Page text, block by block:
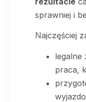
sprawniej i
Najczęściej
legalne
praca,